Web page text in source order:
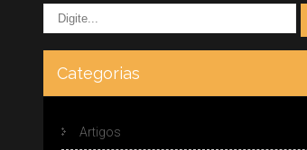
Categorias
Artigos